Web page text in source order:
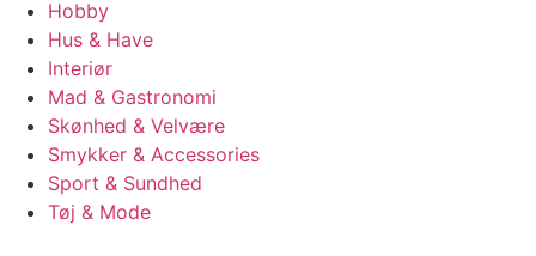
Hobby
Hus & Have
Interiør
Mad & Gastronomi
Skønhed & Velvære
Smykker & Accessories
Sport & Sundhed
Tøj & Mode